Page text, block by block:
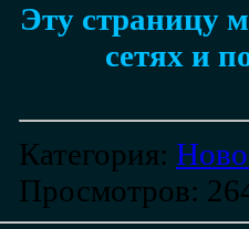
Эту страницу
сетях и
Категория:
Просмотров: